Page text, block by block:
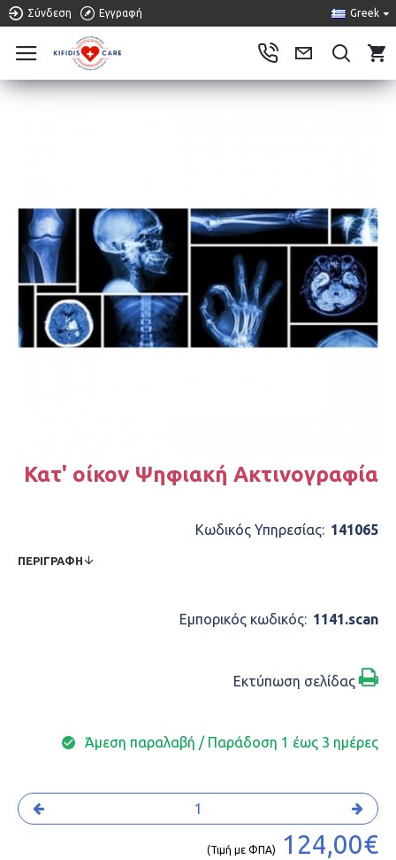
Σύνδεση Εγγραφή Greek
Κατ' οίκον Ψηφιακή Ακτινογραφία
Κωδικός Υπηρεσίας: 141065
ΠΕΡΙΓΡΑΦΉ
Εμπορικός κωδικός: 1141.scan
Άμεση παραλαβή / Παράδoση 1 έως 3 ημέρες
(Τιμή με ΦΠΑ) 124,00€
Εκτύπωση σελίδας